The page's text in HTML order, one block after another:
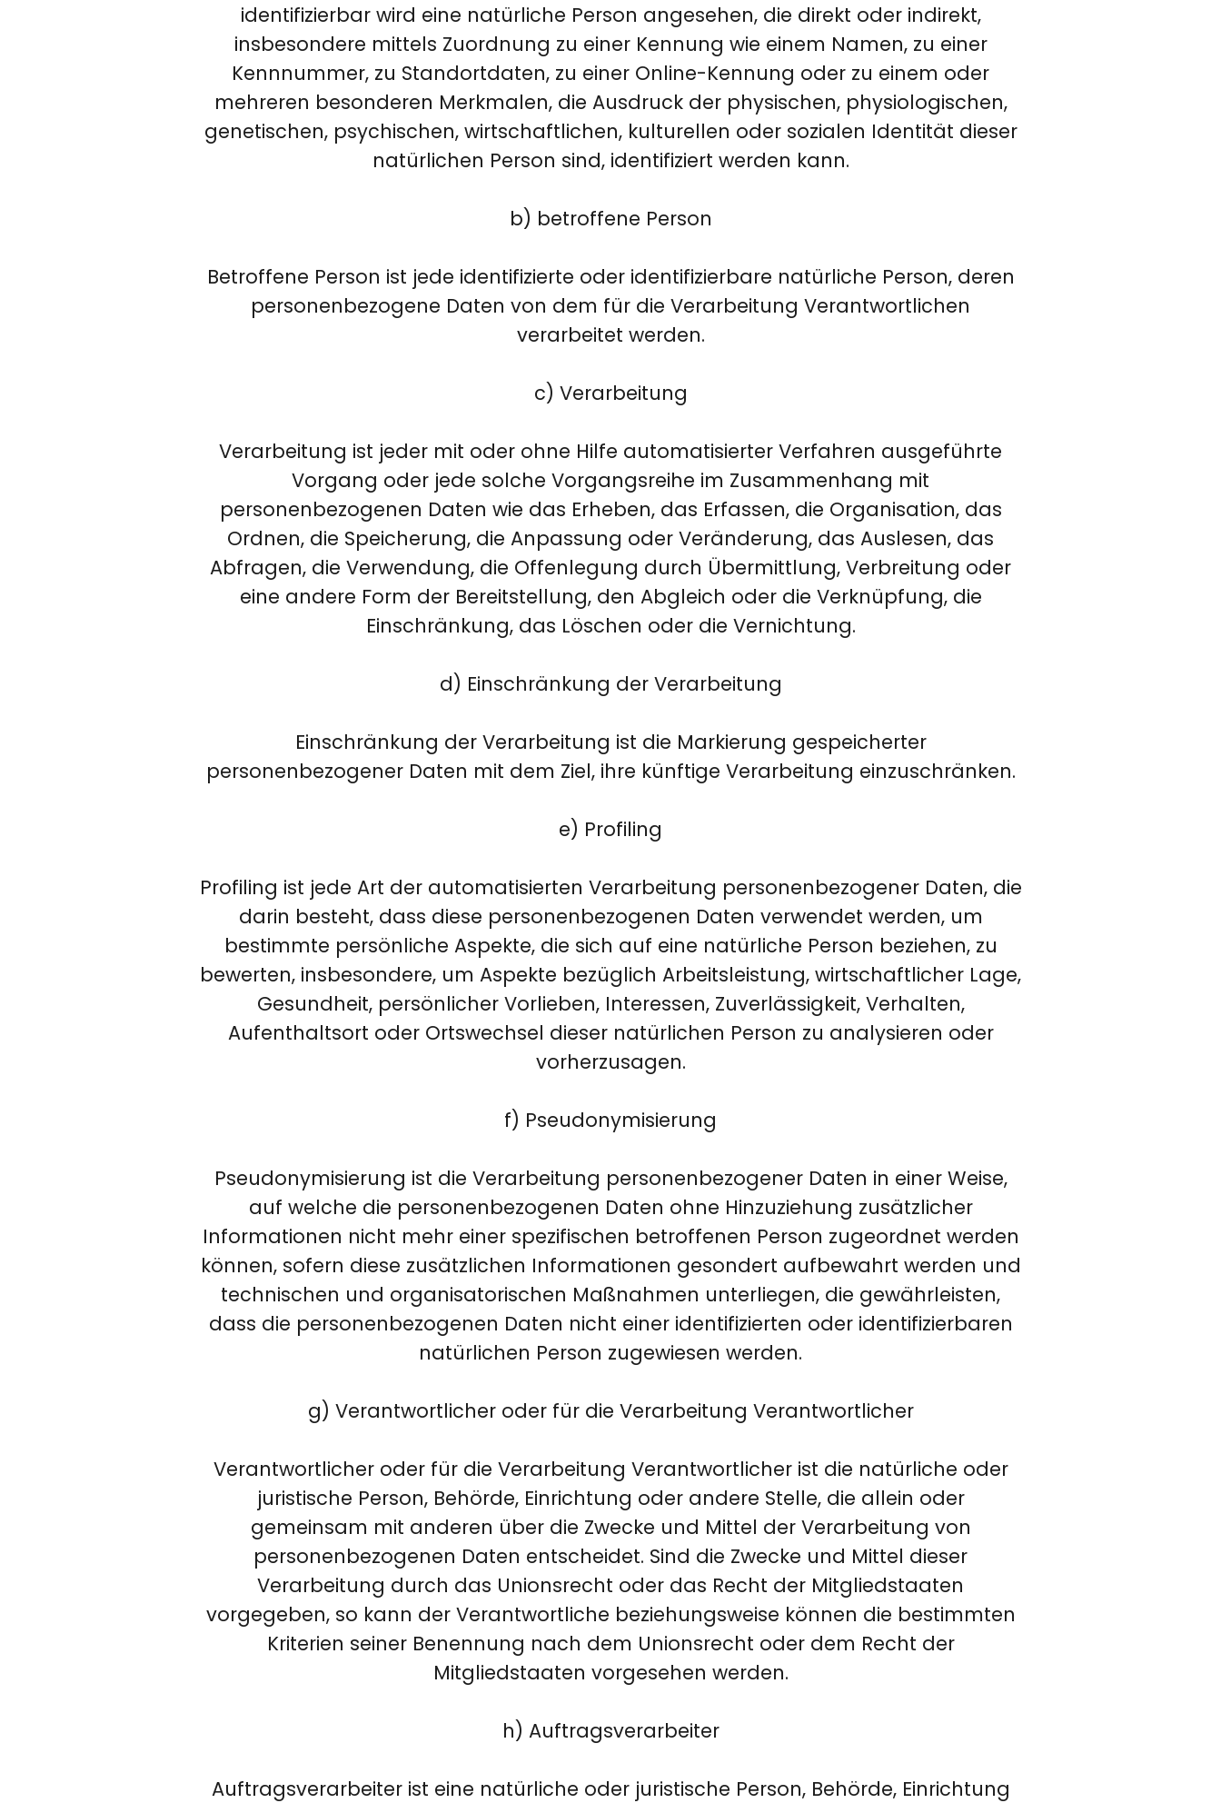
identifizierbar wird eine natürliche Person angesehen, die direkt oder indirekt,
insbesondere mittels Zuordnung zu einer Kennung wie einem Namen, zu einer
Kennnummer, zu Standortdaten, zu einer Online-Kennung oder zu einem oder
mehreren besonderen Merkmalen, die Ausdruck der physischen, physiologischen,
genetischen, psychischen, wirtschaftlichen, kulturellen oder sozialen Identität dieser
natürlichen Person sind, identifiziert werden kann.
b) betroffene Person
Betroffene Person ist jede identifizierte oder identifizierbare natürliche Person, deren
personenbezogene Daten von dem für die Verarbeitung Verantwortlichen
verarbeitet werden.
c) Verarbeitung
Verarbeitung ist jeder mit oder ohne Hilfe automatisierter Verfahren ausgeführte
Vorgang oder jede solche Vorgangsreihe im Zusammenhang mit
personenbezogenen Daten wie das Erheben, das Erfassen, die Organisation, das
Ordnen, die Speicherung, die Anpassung oder Veränderung, das Auslesen, das
Abfragen, die Verwendung, die Offenlegung durch Übermittlung, Verbreitung oder
eine andere Form der Bereitstellung, den Abgleich oder die Verknüpfung, die
Einschränkung, das Löschen oder die Vernichtung.
d) Einschränkung der Verarbeitung
Einschränkung der Verarbeitung ist die Markierung gespeicherter
personenbezogener Daten mit dem Ziel, ihre künftige Verarbeitung einzuschränken.
e) Profiling
Profiling ist jede Art der automatisierten Verarbeitung personenbezogener Daten, die
darin besteht, dass diese personenbezogenen Daten verwendet werden, um
bestimmte persönliche Aspekte, die sich auf eine natürliche Person beziehen, zu
bewerten, insbesondere, um Aspekte bezüglich Arbeitsleistung, wirtschaftlicher Lage,
Gesundheit, persönlicher Vorlieben, Interessen, Zuverlässigkeit, Verhalten,
Aufenthaltsort oder Ortswechsel dieser natürlichen Person zu analysieren oder
vorherzusagen.
f) Pseudonymisierung
Pseudonymisierung ist die Verarbeitung personenbezogener Daten in einer Weise,
auf welche die personenbezogenen Daten ohne Hinzuziehung zusätzlicher
Informationen nicht mehr einer spezifischen betroffenen Person zugeordnet werden
können, sofern diese zusätzlichen Informationen gesondert aufbewahrt werden und
technischen und organisatorischen Maßnahmen unterliegen, die gewährleisten,
dass die personenbezogenen Daten nicht einer identifizierten oder identifizierbaren
natürlichen Person zugewiesen werden.
g) Verantwortlicher oder für die Verarbeitung Verantwortlicher
Verantwortlicher oder für die Verarbeitung Verantwortlicher ist die natürliche oder
juristische Person, Behörde, Einrichtung oder andere Stelle, die allein oder
gemeinsam mit anderen über die Zwecke und Mittel der Verarbeitung von
personenbezogenen Daten entscheidet. Sind die Zwecke und Mittel dieser
Verarbeitung durch das Unionsrecht oder das Recht der Mitgliedstaaten
vorgegeben, so kann der Verantwortliche beziehungsweise können die bestimmten
Kriterien seiner Benennung nach dem Unionsrecht oder dem Recht der
Mitgliedstaaten vorgesehen werden.
h) Auftragsverarbeiter
Auftragsverarbeiter ist eine natürliche oder juristische Person, Behörde, Einrichtung